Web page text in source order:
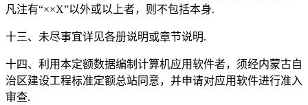
凡注有“××X”以外或以上者，则不包括本身.
十三、未尽事宜详见各册说明或章节说明.
十四、利用本定额数据编制计算机应用软件者，须经内蒙古自
治区建设工程标准定额总站同意，并申请对应用软件进行准入
审查.